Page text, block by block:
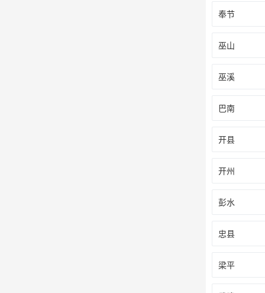
奉节
巫山
巫溪
巴南
开县
开州
彭水
忠县
梁平